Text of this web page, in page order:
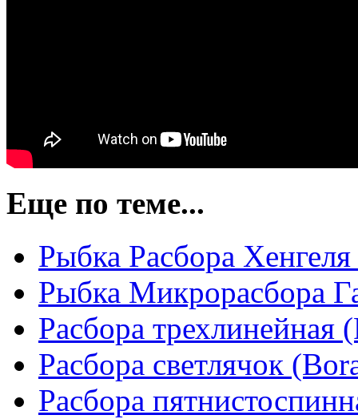
Еще по теме...
Рыбка Расбора
Рыбка Микрорасбора
Расбора трехлинейная
Расбора светлячок
Расбора